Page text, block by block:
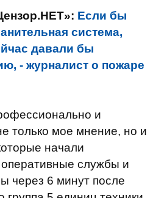
Если бы
система,
давали бы
- журналист о пожаре
и
только мое мнение, но и
начали
службы и
через 6 минут после